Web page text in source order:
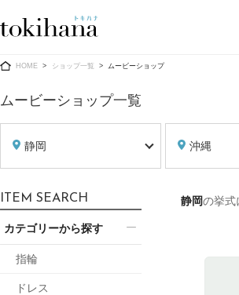
Ring
すべてのアイテム
指輪ショップ一覧
Dress
ウエディングド
HOME ショップ一覧 ムービーショップ
ムービーショップ一覧
静岡 沖縄
静岡の挙式
ITEM SEARCH
カテゴリーから探す
指輪
ドレス